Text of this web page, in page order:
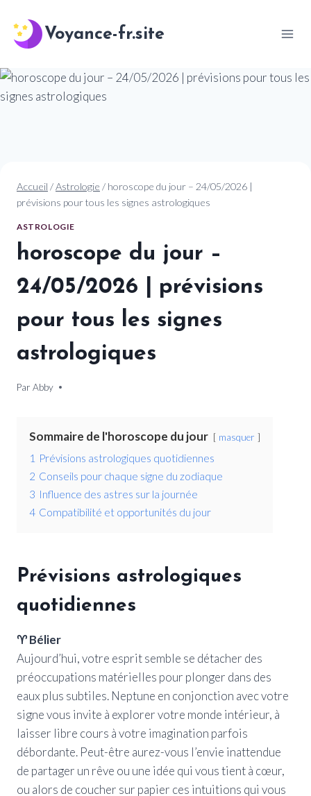
contenu
Voyance-fr.site
Accueil /Astrologie / horoscope du jour – 24/05/2026 |
prévisions pour tous les signes astrologiques
ASTROLOGIE
horoscope du jour –
24/05/2026 | prévisions
pour tous les signes
astrologiques
Par Abby
24 mai 2026
Sommaire de l'horoscope du jour masquer
1 Prévisions astrologiques quotidiennes
2 Conseils pour chaque signe du zodiaque
3 Influence des astres sur la journée
4 Compatibilité et opportunités du jour
Prévisions astrologiques
quotidiennes
♈ Bélier
Aujourd’hui, votre esprit semble se détacher des
préoccupations matérielles pour plonger dans des
eaux plus subtiles. Neptune en conjonction avec votre
signe vous invite à explorer votre monde intérieur, à
laisser libre cours à votre imagination parfois
débordante. Peut-être aurez-vous l’envie inattendue
de partager un rêve ou une idée qui vous tient à cœur,
ou alors de coucher sur papier ces intuitions qui vous